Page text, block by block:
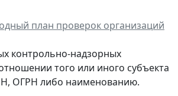
план проверок организаций
контрольно-надзорных
того или иного субъекта
ОГРН либо наименованию.